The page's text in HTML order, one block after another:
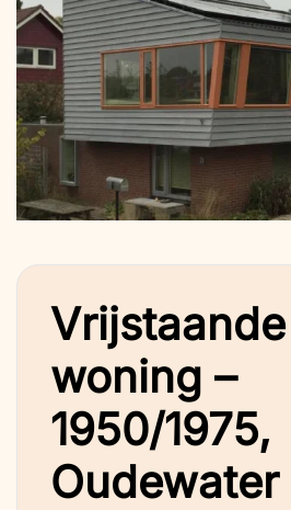
Vrijstaande
woning –
1950/1975,
Oudewater